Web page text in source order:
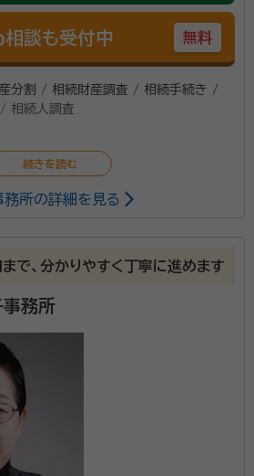
談も受付中 無料
分割 / 相続財産調査 / 相続手続き /
相続人調査
どでお困りのことがありましたら
いことがあり、事案によっては非
出したくなることがたくさんあり
とで皆様の限りある時間を有効
と願っています。 ​ ​費用対効果の
し、皆様のご期待に添えるようが
務所の詳細を見る
で、分かりやすく丁寧に進めます
務所